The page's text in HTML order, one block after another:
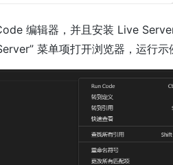
编辑器，并且安装 Live
菜单项打开浏览器，运行示